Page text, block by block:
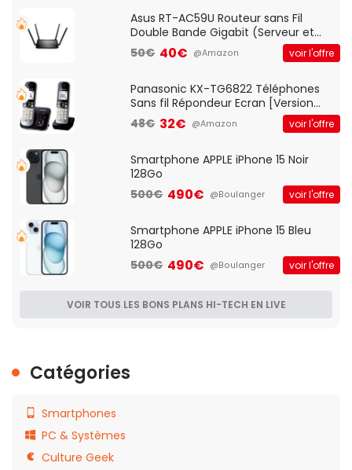
Asus RT-AC59U Routeur sans Fil
Double Bande Gigabit (Serveur et
Client VPN, Triple Vlan, Mode Point
d'accès et Bridge, contrôle Parental,
50€ 40€ @Amazon voir l'offre
Panasonic KX-TG6822 Téléphones
Sans fil Répondeur Ecran [Version
Française]
48€ 32€ @Amazon voir l'offre
Smartphone APPLE iPhone 15 Noir
128Go
500€ 490€ @Boulanger voir l'offre
Smartphone APPLE iPhone 15 Bleu
128Go
500€ 490€ @Boulanger voir l'offre
VOIR TOUS LES BONS PLANS HI-TECH EN LIVE
Catégories
Smartphones
PC & Systèmes
Culture Geek